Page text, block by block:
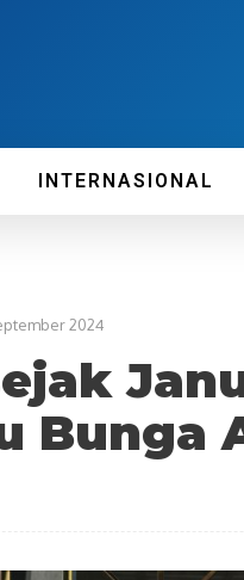
INTERNASIONAL
2024
Bunga